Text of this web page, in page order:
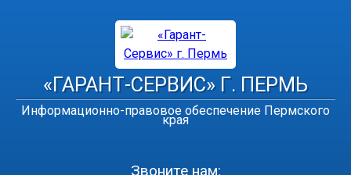
«ГАРАНТ-СЕРВИС» Г. ПЕРМЬ
Информационно-правовое обеспечение Пермского
края
Звоните нам: